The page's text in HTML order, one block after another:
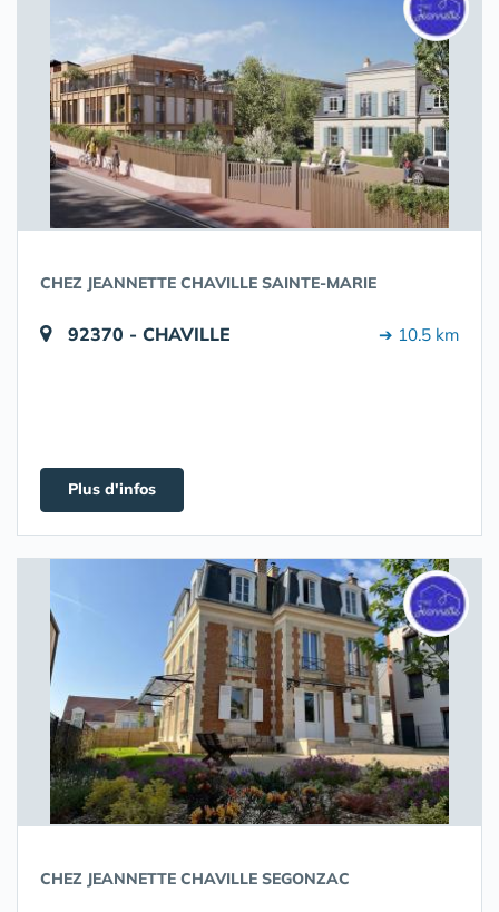
CHEZ JEANNETTE CHAVILLE SAINTE-MARIE
92370 - CHAVILLE ➔ 10.5 km
Plus d'infos
CHEZ JEANNETTE CHAVILLE SEGONZAC